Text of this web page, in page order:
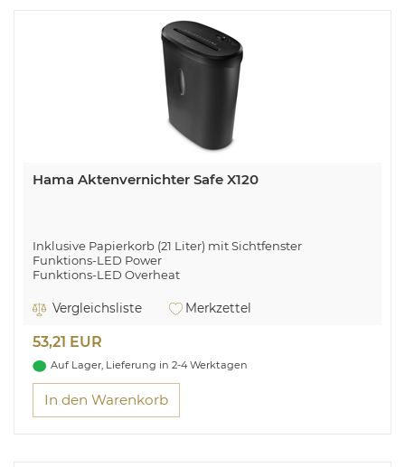
Hama Aktenvernichter Safe X120
Inklusive Papierkorb (21 Liter) mit Sichtfenster
Funktions-LED Power
Funktions-LED Overheat
Vergleichsliste Merkzettel
53,21 EUR
Auf Lager, Lieferung in 2-4 Werktagen
In den Warenkorb